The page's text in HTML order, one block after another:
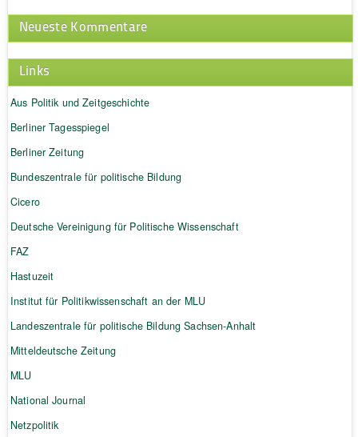
Neueste Kommentare
Links
Aus Politik und Zeitgeschichte
Berliner Tagesspiegel
Berliner Zeitung
Bundeszentrale für politische Bildung
Cicero
Deutsche Vereinigung für Politische Wissenschaft
FAZ
Hastuzeit
Institut für Politikwissenschaft an der MLU
Landeszentrale für politische Bildung Sachsen-Anhalt
Mitteldeutsche Zeitung
MLU
National Journal
Netzpolitik